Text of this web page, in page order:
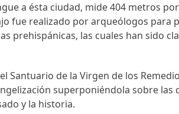
a ésta ciudad, mide 404 metros
fue realizado por arqueólogos para
prehispánicas, las cuales han sido
Santuario de la Virgen de los
superponiéndola sobre las
y la historia.